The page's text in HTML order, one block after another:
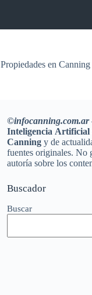
Propiedades en Canning
©infocanning.com.ar
Inteligencia Artificial
Canning y de
fuentes originales. No
autoría sobre los
Buscador
Buscar